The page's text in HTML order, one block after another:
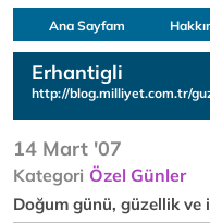
Ana Sayfam
Erhantigli
http://blog.milliyet.com.tr/
14 Mart '07
Kategori Özel Günler
Doğum günü, güzellik